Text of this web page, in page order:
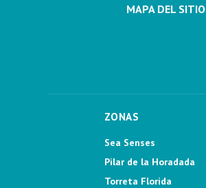
MAPA DEL SITIO
ZONAS
Sea Senses
Pilar de la Horadada
Torreta Florida